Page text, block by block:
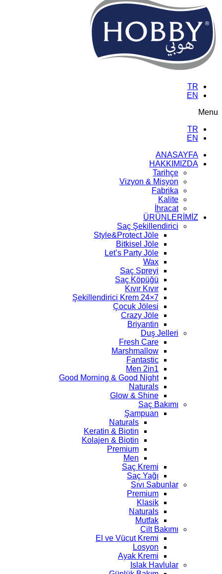
TR
EN
Menu
TR
EN
ANASAYFA
HAKKIMIZDA
Tarihçe
Vizyon & Misyon
Fabrika
Kalite
İhracat
ÜRÜNLERİMİZ
Saç Şekillendirici
Style&Protect Jöle
Bitkisel Jöle
Let’s Party Jöle
Wax
Saç Spreyi
Saç Köpüğü
Kıvır Kıvır
7×24 Şekillendirici Krem
Çocuk Jölesi
Crazy Jöle
Briyantin
Duş Jelleri
Fresh Care
Marshmallow
Fantastic
Men 2in1
Good Morning & Good Night
Naturals
Glow & Shine
Saç Bakımı
Şampuan
Naturals
Keratin & Biotin
Kolajen & Biotin
Premium
Men
Saç Kremi
Saç Yağı
Sıvı Sabunlar
Premium
Klasik
Naturals
Mutfak
Cilt Bakımı
El ve Vücut Kremi
Losyon
Ayak Kremi
Islak Havlular